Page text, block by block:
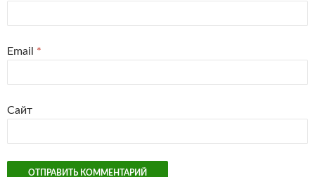
Email *
Сайт